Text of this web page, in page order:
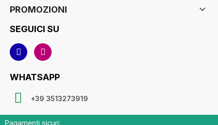
PROMOZIONI 
SEGUICI SU
WHATSAPP
+39 3513273919
Pagamenti sicuri: